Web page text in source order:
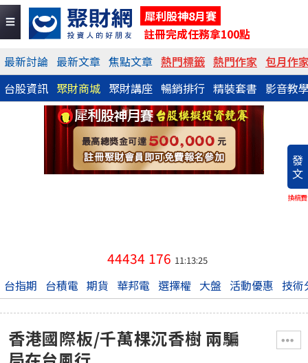
犀利股神8月賽
註冊完成任務拿100點
最新討論 最新文章 焦點文章 熱門標籤 熱門作家 包月作
台股資訊 聚財商城 聚財講座 暢銷排行 精裝套書 影音教
發
文
換稿費
44434 176 11:13:25
台指期 台積電 期貨 華邦電 選擇權 大盤 活動優惠 技術
香港國際板/千萬棵沉香樹 兩騙